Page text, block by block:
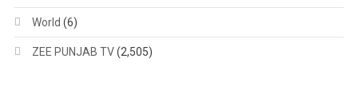
World (6)
ZEE PUNJAB TV(2,505)